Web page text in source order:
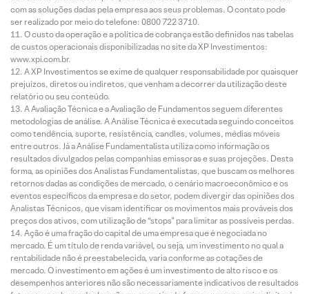
com as soluções dadas pela empresa aos seus problemas. O contato pode
ser realizado por meio do telefone: 0800 722 3710.
O custo da operação e a política de cobrança estão definidos nas tabelas
de custos operacionais disponibilizadas no site da XP Investimentos:
www.xpi.com.br.
A XP Investimentos se exime de qualquer responsabilidade por quaisquer
prejuízos, diretos ou indiretos, que venham a decorrer da utilização deste
relatório ou seu conteúdo.
A Avaliação Técnica e a Avaliação de Fundamentos seguem diferentes
metodologias de análise. A Análise Técnica é executada seguindo conceitos
como tendência, suporte, resistência, candles, volumes, médias móveis
entre outros. Já a Análise Fundamentalista utiliza como informação os
resultados divulgados pelas companhias emissoras e suas projeções. Desta
forma, as opiniões dos Analistas Fundamentalistas, que buscam os melhores
retornos dadas as condições de mercado, o cenário macroeconômico e os
eventos específicos da empresa e do setor, podem divergir das opiniões dos
Analistas Técnicos, que visam identificar os movimentos mais prováveis dos
preços dos ativos, com utilização de “stops” para limitar as possíveis perdas.
Ação é uma fração do capital de uma empresa que é negociada no
mercado. É um título de renda variável, ou seja, um investimento no qual a
rentabilidade não é preestabelecida, varia conforme as cotações de
mercado. O investimento em ações é um investimento de alto risco e os
desempenhos anteriores não são necessariamente indicativos de resultados